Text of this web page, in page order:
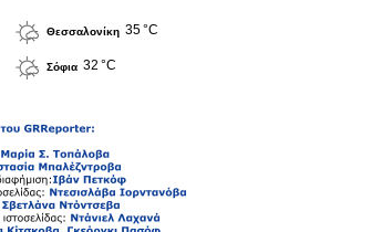
Θεσσαλονίκη 35 °C
Σόφια 32 °C